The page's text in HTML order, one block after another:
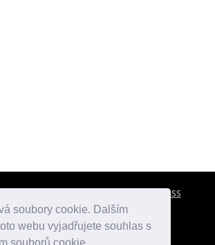
soubory cookie. Dalším
webu vyjadřujete souhlas s
souborů cookie.
RSS
atlaspamatek.info